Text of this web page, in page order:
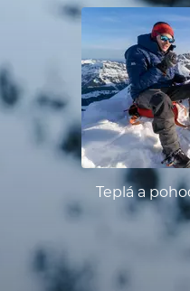
Teplá a